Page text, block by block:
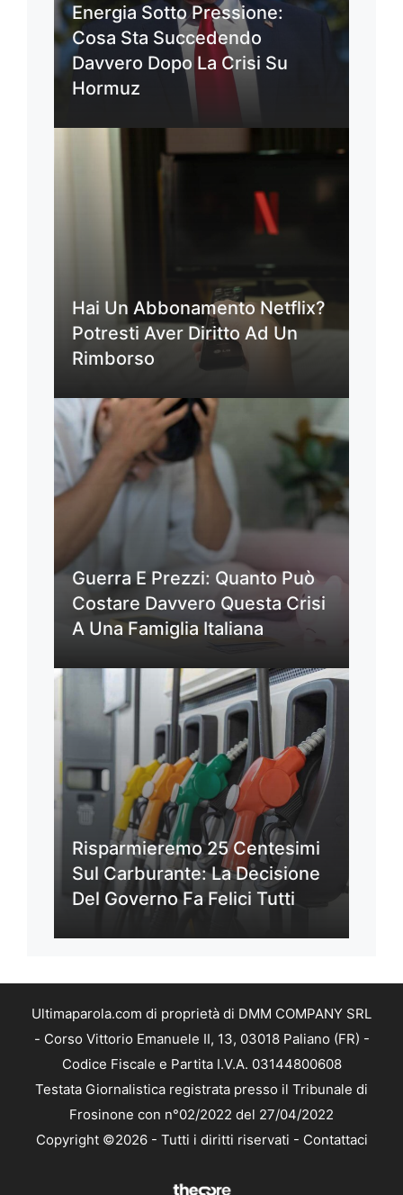
Energia Sotto Pressione:
Cosa Sta Succedendo
Davvero Dopo La Crisi Su
Hormuz
Hai Un Abbonamento Netflix?
Potresti Aver Diritto Ad Un
Rimborso
Guerra E Prezzi: Quanto Può
Costare Davvero Questa Crisi
A Una Famiglia Italiana
Risparmieremo 25 Centesimi
Sul Carburante: La Decisione
Del Governo Fa Felici Tutti
Ultimaparola.com di proprietà di DMM COMPANY SRL
- Corso Vittorio Emanuele II, 13, 03018 Paliano (FR) -
Codice Fiscale e Partita I.V.A. 03144800608
Testata Giornalistica registrata presso il Tribunale di
Frosinone con n°02/2022 del 27/04/2022
Copyright ©2026 - Tutti i diritti riservati - Contattaci